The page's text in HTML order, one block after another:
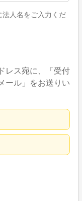
人名をご入力くだ
レス宛に、「受付
ール」をお送りい